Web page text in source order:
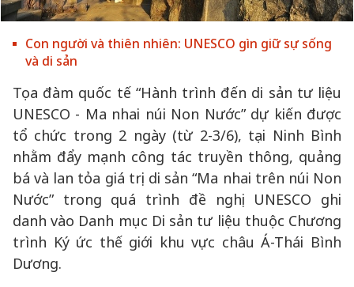
Con người và thiên nhiên: UNESCO gìn giữ sự sống
và di sản
Tọa đàm quốc tế “Hành trình đến di sản tư liệu
UNESCO - Ma nhai núi Non Nước” dự kiến được
tổ chức trong 2 ngày (từ 2-3/6), tại Ninh Bình
nhằm đẩy mạnh công tác truyền thông, quảng
bá và lan tỏa giá trị di sản “Ma nhai trên núi Non
Nước” trong quá trình đề nghị UNESCO ghi
danh vào Danh mục Di sản tư liệu thuộc Chương
trình Ký ức thế giới khu vực châu Á-Thái Bình
Dương.